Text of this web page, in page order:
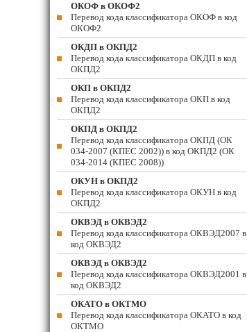
ОКОФ в ОКОФ2
Перевод кода классификатора ОКОФ в код
ОКОФ2
ОКДП в ОКПД2
Перевод кода классификатора ОКДП в код
ОКПД2
ОКП в ОКПД2
Перевод кода классификатора ОКП в код
ОКПД2
ОКПД в ОКПД2
Перевод кода классификатора ОКПД (ОК
034-2007 (КПЕС 2002)) в код ОКПД2 (ОК
034-2014 (КПЕС 2008))
ОКУН в ОКПД2
Перевод кода классификатора ОКУН в код
ОКПД2
ОКВЭД в ОКВЭД2
Перевод кода классификатора ОКВЭД2007 в
код ОКВЭД2
ОКВЭД в ОКВЭД2
Перевод кода классификатора ОКВЭД2001 в
код ОКВЭД2
ОКАТО в ОКТМО
Перевод кода классификатора ОКАТО в код
ОКТМО